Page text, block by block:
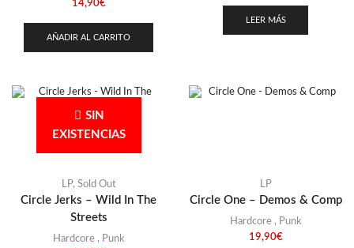
14,90€
AÑADIR AL CARRITO
LEER MÁS
SIN
EXISTENCIAS
LP, Sold Out
Circle Jerks – Wild In The
Streets
Hardcore, Punk
LP
Circle One – Demos & Comp
Hardcore, Punk
19,90€